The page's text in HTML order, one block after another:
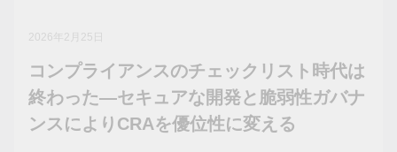
2026年2月25日
コンプライアンスのチェックリスト時代は
終わった—セキュアな開発と脆弱性ガバナ
ンスによりCRAを優位性に変える